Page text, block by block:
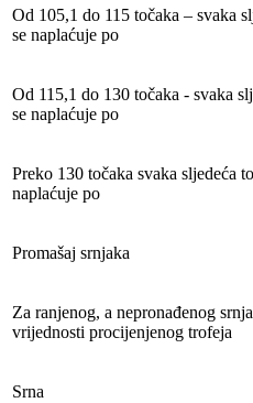
Od 105,1 do 115 točaka – svaka
se naplaćuje po
Od 115,1 do 130 točaka - svaka
se naplaćuje po
Preko 130 točaka svaka sljedeća
naplaćuje po
Promašaj srnjaka
Za ranjenog, a nepronađenog
vrijednosti procijenjenog trofeja
Srna